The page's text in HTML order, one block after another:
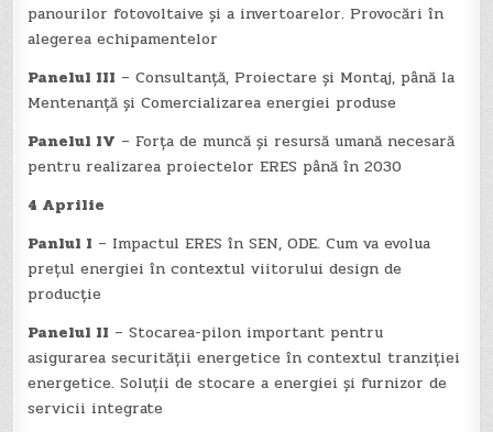
panourilor fotovoltaive și a invertoarelor. Provocări în
alegerea echipamentelor
Panelul III – Consultanță, Proiectare și Montaj, până la
Mentenanță și Comercializarea energiei produse
Panelul IV – Forța de muncă și resursă umană necesară
pentru realizarea proiectelor ERES până în 2030
4 Aprilie
Panlul I – Impactul ERES în SEN, ODE. Cum va evolua
prețul energiei în contextul viitorului design de
producție
Panelul II – Stocarea-pilon important pentru
asigurarea securității energetice în contextul tranziției
energetice. Soluții de stocare a energiei și furnizor de
servicii integrate